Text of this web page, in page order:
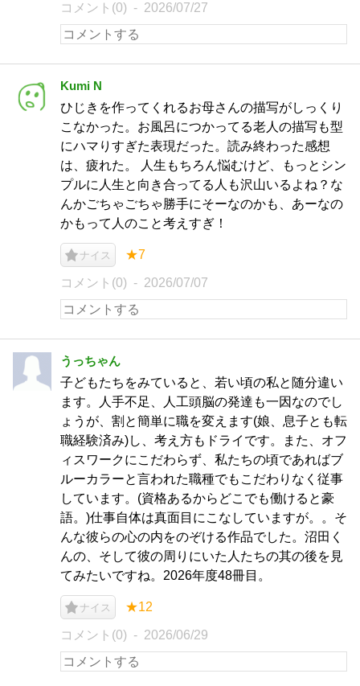
コメント(0) 2026/07/27
Kumi N
ひじきを作ってくれるお母さんの描写がしっくり
こなかった。お風呂につかってる老人の描写も型
にハマりすぎた表現だった。読み終わった感想
は、疲れた。 人生もちろん悩むけど、もっとシン
プルに人生と向き合ってる人も沢山いるよね？な
んかごちゃごちゃ勝手にそーなのかも、あーなの
かもって人のこと考えすぎ！
ナイス ★7
コメント(0) 2026/07/07
うっちゃん
子どもたちをみていると、若い頃の私と随分違い
ます。人手不足、人工頭脳の発達も一因なのでし
ょうが、割と簡単に職を変えます(娘、息子とも転
職経験済み)し、考え方もドライです。また、オフ
ィスワークにこだわらず、私たちの頃であればブ
ルーカラーと言われた職種でもこだわりなく従事
しています。(資格あるからどこでも働けると豪
語。)仕事自体は真面目にこなしていますが。。そ
んな彼らの心の内をのぞける作品でした。沼田く
んの、そして彼の周りにいた人たちの其の後を見
てみたいですね。2026年度48冊目。
ナイス ★12
コメント(0) 2026/06/29